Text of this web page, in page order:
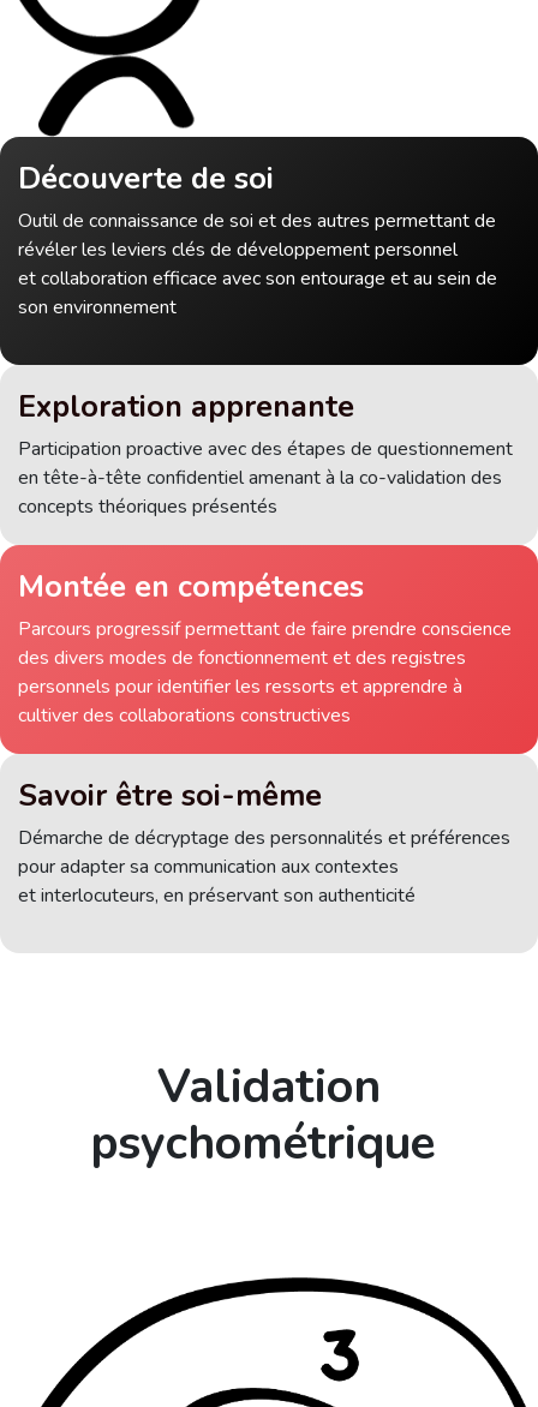
Exploration apprenante
Participation proactive avec des étapes de questionnement
en tête-à-tête confidentiel amenant à la co-validation des
concepts théoriques présentés
Découverte de soi
Outil de connaissance de soi et des autres permettant de
révéler les leviers clés de développement personnel
et collaboration efficace avec son entourage et au sein de
son environnement
Montée en compétences
Parcours progressif permettant de faire prendre conscience
des divers modes de fonctionnement et des registres
personnels pour identifier les ressorts et apprendre à
cultiver des collaborations constructives
Savoir être soi-même
Démarche de décryptage des personnalités et préférences
pour adapter sa communication aux contextes
et interlocuteurs, en préservant son authenticité
Validation
psychométrique